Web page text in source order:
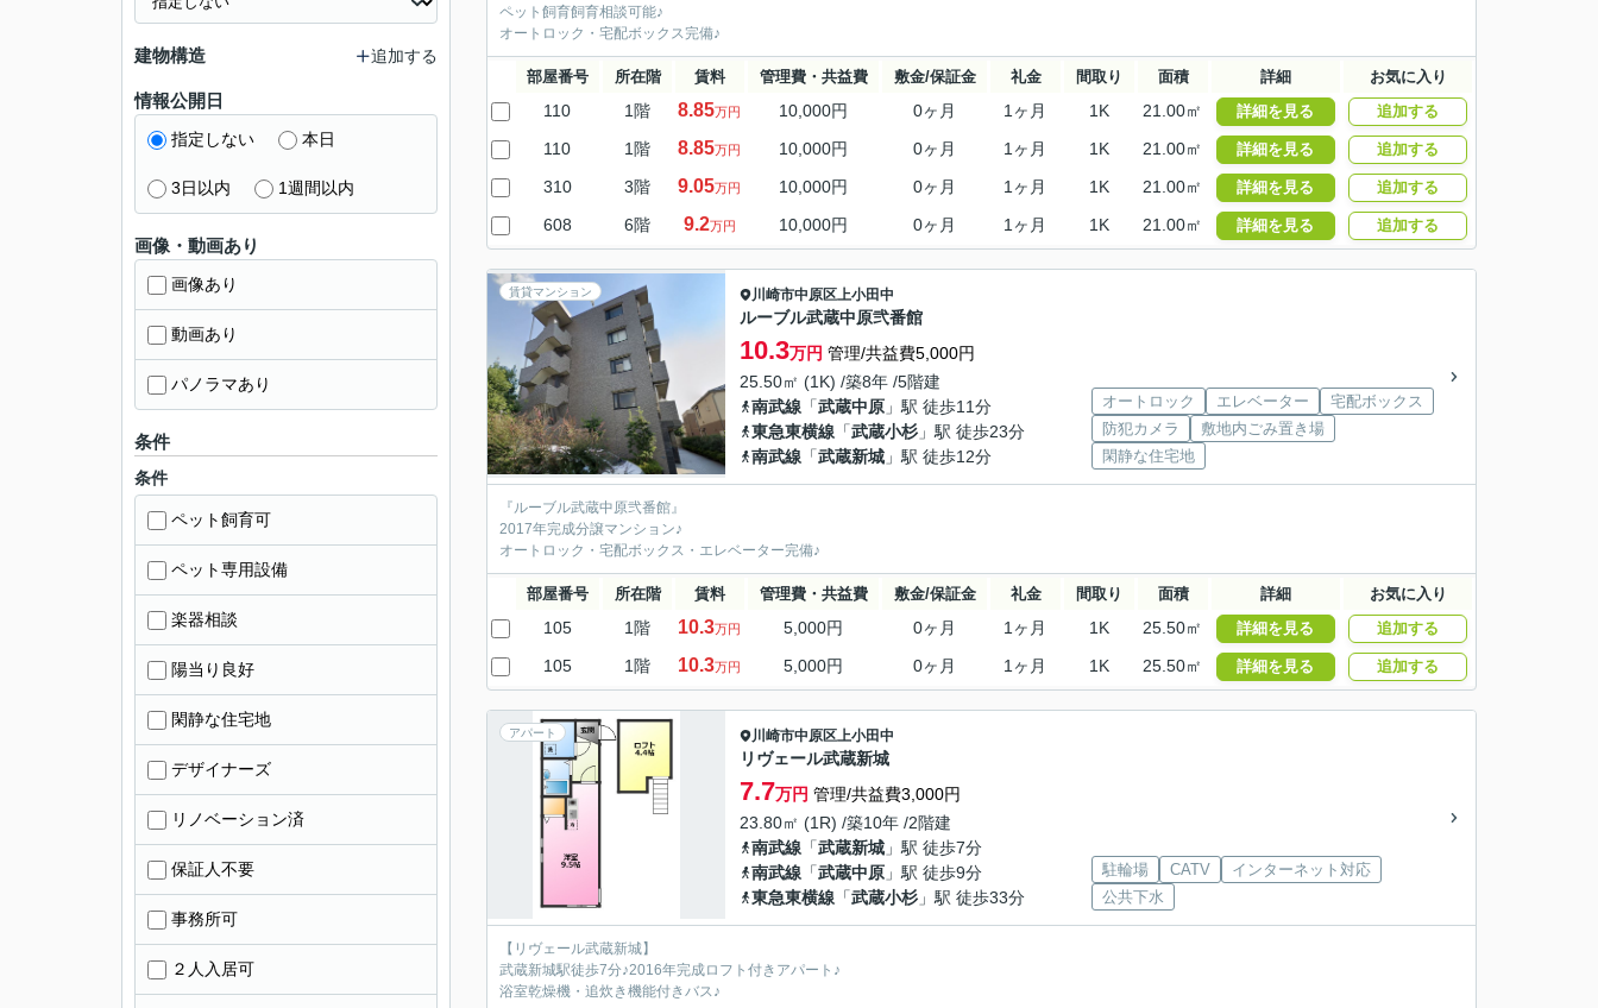
ペット飼育飼育相談可能♪
オートロック・宅配ボックス完備♪
部屋番号 所在階 賃料 管理費・共益費 敷金/保証金 礼金 間取り 面積 詳細 お気に入り
110 1階 8.85万円 10,000円 0ヶ月 1ヶ月 1K 21.00㎡ 詳細を見る 追加する
110 1階 8.85万円 10,000円 0ヶ月 1ヶ月 1K 21.00㎡ 詳細を見る 追加する
310 3階 9.05万円 10,000円 0ヶ月 1ヶ月 1K 21.00㎡ 詳細を見る 追加する
608 6階 9.2万円 10,000円 0ヶ月 1ヶ月 1K 21.00㎡ 詳細を見る 追加する
賃貸マンション 川崎市中原区上小田中
ルーブル武蔵中原弐番館
10.3万円 管理/共益費5,000円
25.50㎡ (1K) /築8年 /5階建
南武線 「武蔵中原 」駅 徒歩11分
東急東横線 「武蔵小杉 」駅 徒歩23分
南武線 「武蔵新城 」駅 徒歩12分
オートロック エレベーター
宅配ボックス
防犯カメラ
敷地内ごみ置き場
閑静な住宅地
『ルーブル武蔵中原弐番館』
2017年完成分譲マンション♪
オートロック・宅配ボックス・エレベーター完備♪
部屋番号 所在階 賃料 管理費・共益費 敷金/保証金 礼金 間取り 面積 詳細 お気に入り
105 1階 10.3万円 5,000円 0ヶ月 1ヶ月 1K 25.50㎡ 詳細を見る 追加する
105 1階 10.3万円 5,000円 0ヶ月 1ヶ月 1K 25.50㎡ 詳細を見る 追加する
アパート 川崎市中原区上小田中
リヴェール武蔵新城
7.7万円 管理/共益費3,000円
23.80㎡ (1R) /築10年 /2階建
南武線 「武蔵新城 」駅 徒歩7分
南武線 「武蔵中原 」駅 徒歩9分
東急東横線 「武蔵小杉 」駅 徒歩33分
駐輪場 CATV
インターネット対応
公共下水
【リヴェール武蔵新城】
武蔵新城駅徒歩7分♪2016年完成ロフト付きアパート♪
浴室乾燥機・追炊き機能付きバス♪
建物構造 追加する
情報公開日
指定しない 本日
3日以内 1週間以内
画像・動画あり
画像あり
動画あり
パノラマあり
条件
条件
ペット飼育可
ペット専用設備
楽器相談
陽当り良好
閑静な住宅地
デザイナーズ
リノベーション済
保証人不要
事務所可
２人入居可